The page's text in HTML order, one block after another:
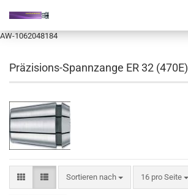
AW-1062048184
Präzisions-Spannzange ER 32 (470E)
Sortieren nach
Sortieren nach 16 pro Seite
pro Seite